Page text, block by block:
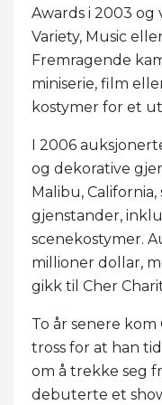
Awards i 2003
Variety, Music
Fremragende
miniserie, film
kostymer for et
I 2006
og dekorative
Malibu,
gjenstander,
scenekostymer.
millioner dollar,
gikk til Cher
To år senere kom
tross for at han
om å trekke seg
debuterte et